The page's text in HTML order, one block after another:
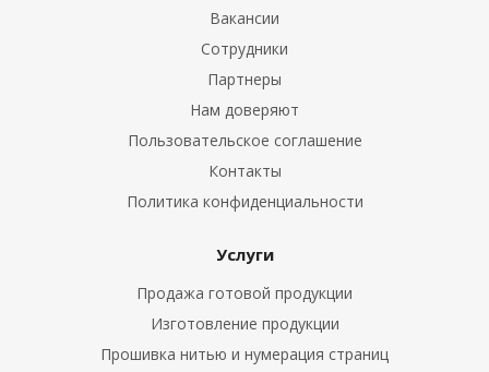
Вакансии
Сотрудники
Партнеры
Нам доверяют
Пользовательское соглашение
Контакты
Политика конфиденциальности
Услуги
Продажа готовой продукции
Изготовление продукции
Прошивка нитью и нумерация страниц